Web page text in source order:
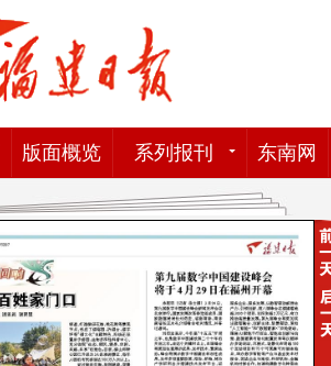
版面概览 系列报刊 东南网